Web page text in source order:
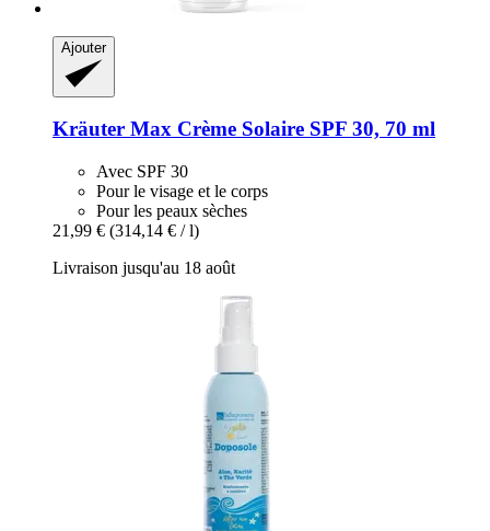
Ajouter
Kräuter Max Crème Solaire SPF 30, 70 ml
Avec SPF 30
Pour le visage et le corps
Pour les peaux sèches
21,99 € (314,14 € / l)
Livraison jusqu'au 18 août